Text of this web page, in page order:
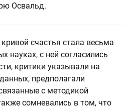
Освальд.
счастья стала весьма
науках, с ней согласились
критики указывали на
предполагали
с методикой
сомневались в том, что